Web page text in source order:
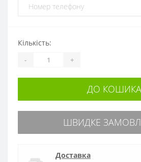
Кількість:
- +
ДО КОШИКА
ШВИДКЕ
Доставка